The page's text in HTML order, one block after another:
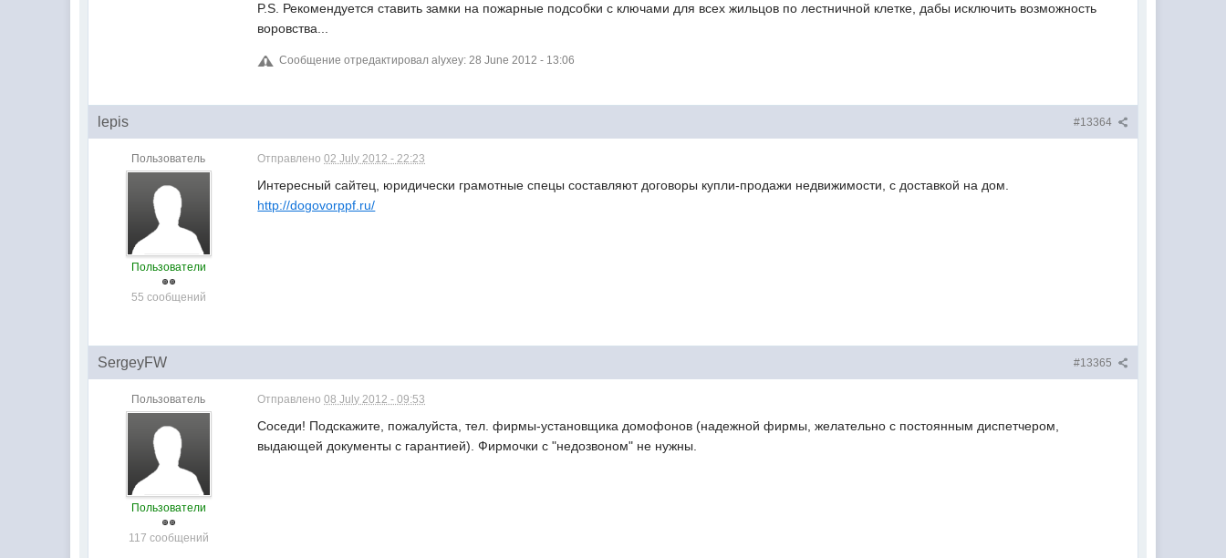
P.S. Рекомендуется ставить замки на пожарные подсобки с ключами для всех жильцов по лестничной клетке, дабы исключить возможность
воровства...
Сообщение отредактировал alyxey: 28 June 2012 - 13:06
#13364
lepis
Пользователь
Пользователи
55 сообщений
Отправлено02 July 2012 - 22:23
Интересный сайтец, юридически грамотные спецы составляют договоры купли-продажи недвижимости, с доставкой на дом.
http://dogovorppf.ru/
#13365
SergeyFW
Пользователь
Пользователи
117 сообщений
Отправлено08 July 2012 - 09:53
Соседи! Подскажите, пожалуйста, тел. фирмы-установщика домофонов (надежной фирмы, желательно с постоянным диспетчером,
выдающей документы с гарантией). Фирмочки с "недозвоном" не нужны.